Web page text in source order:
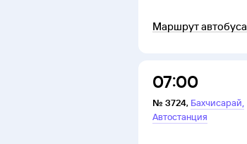
Маршрут автобуса
07:00
№ 3724, Бахчисарай,
Автостанция